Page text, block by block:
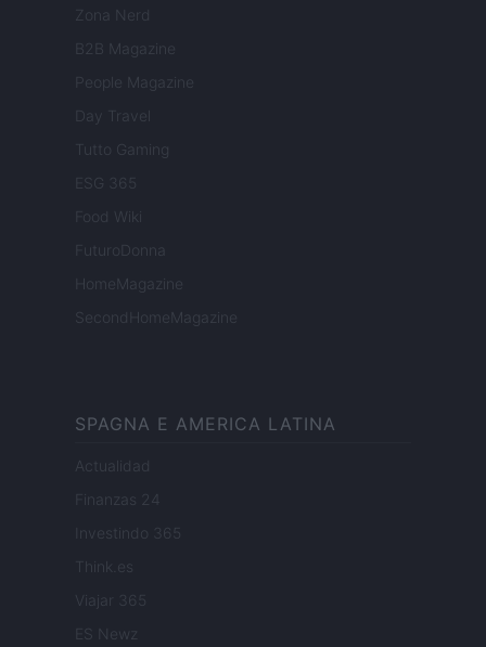
Zona Nerd
B2B Magazine
People Magazine
Day Travel
Tutto Gaming
ESG 365
Food Wiki
FuturoDonna
HomeMagazine
SecondHomeMagazine
SPAGNA E AMERICA LATINA
Actualidad
Finanzas 24
Investindo 365
Think.es
Viajar 365
ES Newz